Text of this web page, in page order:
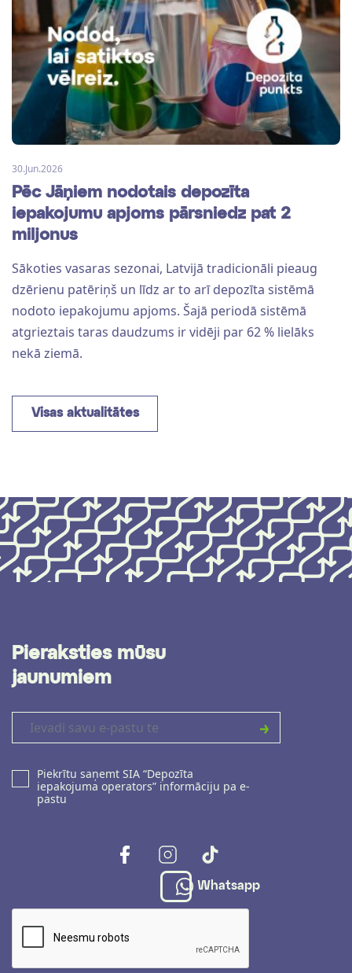
30.Jun.2026
Pēc Jāņiem nodotais depozīta
iepakojumu apjoms pārsniedz pat 2
miljonus
Sākoties vasaras sezonai, Latvijā tradicionāli pieaug
dzērienu patēriņš un līdz ar to arī depozīta sistēmā
nodoto iepakojumu apjoms. Šajā periodā sistēmā
atgrieztais taras daudzums ir vidēji par 62 % lielāks
nekā ziemā.
Visas aktualitātes
Pieraksties mūsu
jaunumiem
Piekrītu saņemt SIA “Depozīta
iepakojuma operators” informāciju pa e-
pastu
Whatsapp